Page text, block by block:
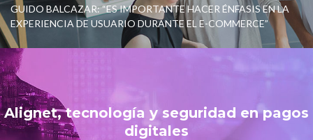
GUIDO BALCAZAR: “ES IMPORTANTE HACER ÉNFASIS EN LA
EXPERIENCIA DE USUARIO DURANTE EL E-COMMERCE”
Alignet, tecnología y seguridad en pagos
digitales